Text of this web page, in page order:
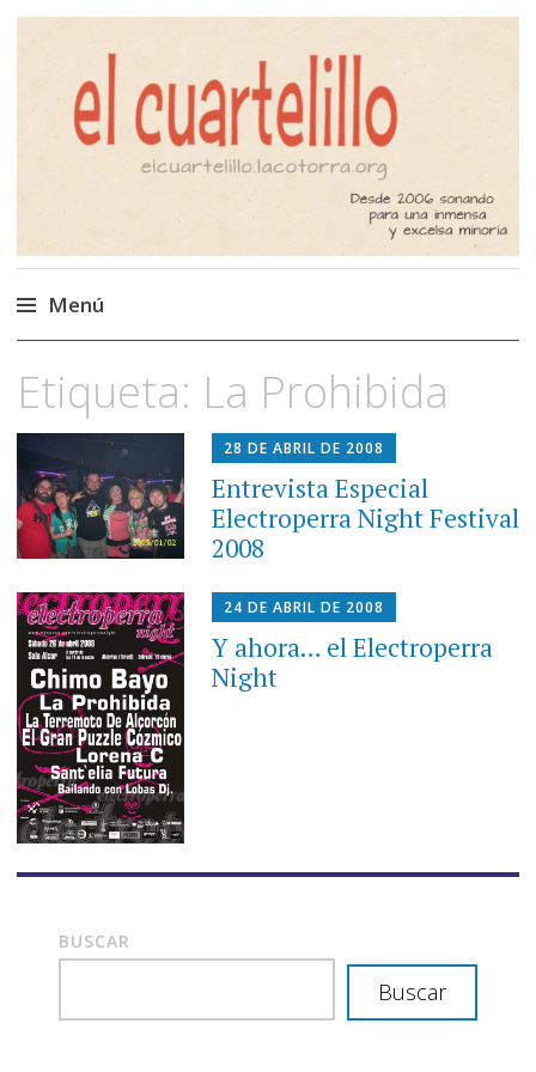
El Cuartelillo
Programa de radio de música
independiente. Podcast
Menú
al
contenido
Etiqueta: La Prohibida
28 DE ABRIL DE 2008
Entrevista Especial
Electroperra Night Festival
2008
24 DE ABRIL DE 2008
Y ahora… el Electroperra
Night
BUSCAR
Buscar